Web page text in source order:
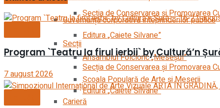
Secția de Conservarea şi Promovarea
Editura „Caiete Silvane”
Ansamblul Folcloric „Meseşul”
Școala Populară de Arte și Meserii
Carieră
Guvernanța corporativă inteprinderilor publice
Secții
Secția de Conservarea şi Promovarea
Editura „Caiete Silvane”
Program `Teatru la firul ierbii` by Cultură’n
7 august 2026